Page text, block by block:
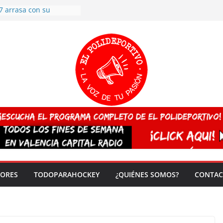
arrasa con su
España sub20
del mundo
vez!
TODOPARAHOCKEY ¿QUIÉNES SOMOS?